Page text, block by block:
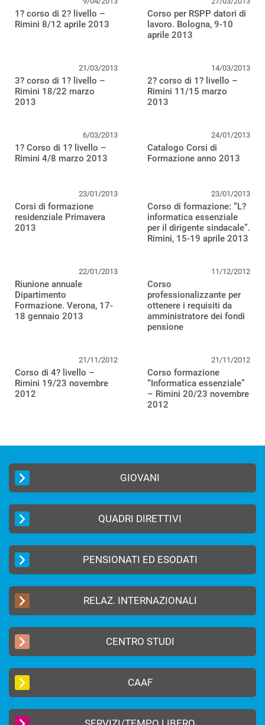
1? corso di 2? livello –
Rimini 8/12 aprile 2013
Corso per RSPP datori di
lavoro. Bologna, 9-10
aprile 2013
21/03/2013
3? corso di 1? livello –
Rimini 18/22 marzo
2013
14/03/2013
2? corso di 1? livello –
Rimini 11/15 marzo
2013
6/03/2013
1? Corso di 1? livello –
Rimini 4/8 marzo 2013
24/01/2013
Catalogo Corsi di
Formazione anno 2013
23/01/2013
Corsi di formazione
residenziale Primavera
2013
23/01/2013
Corso di formazione: “L?
informatica essenziale
per il dirigente sindacale”.
Rimini, 15-19 aprile 2013
22/01/2013
Riunione annuale
Dipartimento
Formazione. Verona, 17-
18 gennaio 2013
11/12/2012
Corso
professionalizzante per
ottenere i requisiti da
amministratore dei fondi
pensione
21/11/2012
Corso di 4? livello –
Rimini 19/23 novembre
2012
21/11/2012
Corso formazione
“Informatica essenziale”
– Rimini 20/23 novembre
2012
GIOVANI
QUADRI DIRETTIVI
PENSIONATI ED ESODATI
RELAZ. INTERNAZIONALI
CENTRO STUDI
CAAF